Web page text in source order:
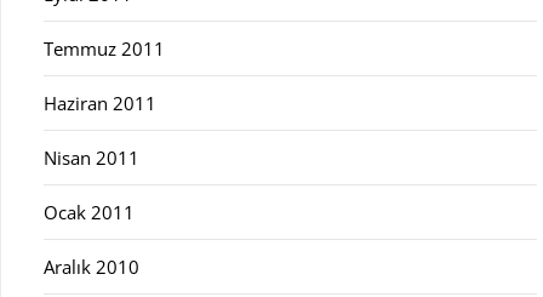
Temmuz 2011
Haziran 2011
Nisan 2011
Ocak 2011
Aralık 2010